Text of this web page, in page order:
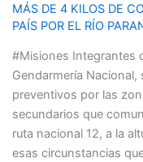
MÁS DE 4 KILOS DE
PAÍS POR EL RÍO
#Misiones Integrantes
Gendarmería
preventivos por las
secundarios que
ruta nacional 12, a la
esas circunstancias
DE
COCAÍNA
CUANDO
ERA
INGRESADA
AL